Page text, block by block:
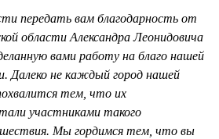
передать вам благодарность от
области Александра Леонидовича
вами работу на благо нашей
Далеко не каждый город нашей
тем, что их
участниками такого
Мы гордимся тем, что вы